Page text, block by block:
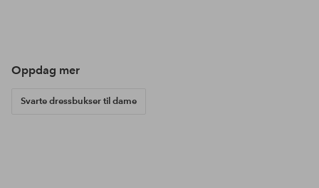
Oppdag mer
Svarte dressbukser til dame